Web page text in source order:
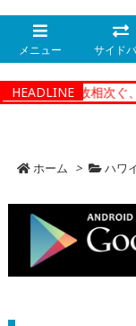
メニュー サイド
HEADLINE
の交通事故相次ぐ、3
ホーム > ハワ